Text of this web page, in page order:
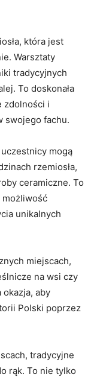
która‍ jest
Warsztaty
tradycyjnych
To doskonała
zdolności ​i
swojego fachu.
mogą
rzemiosła,
⁢ceramiczne. To
możliwość
unikalnych
miejscach,
na wsi czy
okazja, aby
Polski poprzez
tradycyjne
rąk.‌ To nie tylko⁢